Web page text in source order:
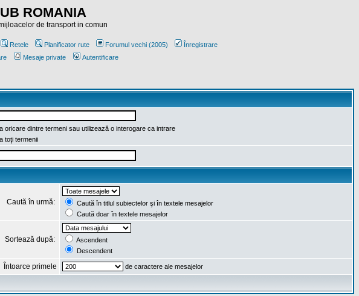
ROMANIA
de transport in comun
Retele Planificator rute Forumul vechi (2005)
Înregistrare
Mesaje private Autentificare
oricare dintre termeni sau utilizează o interogare ca intrare
toţi termenii
Caută în urmă:
Caută în titlul subiectelor şi în textele mesajelor
Caută doar în textele mesajelor
Sortează după:
Ascendent
Descendent
Întoarce primele de caractere ale mesajelor